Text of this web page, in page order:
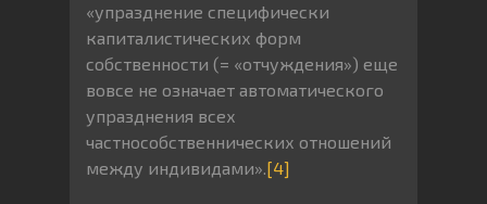
«упразднение специфически
капиталистических форм
собственности (= «отчуждения») еще
вовсе не означает автоматического
упразднения всех
частнособственнических отношений
между индивидами».[4]